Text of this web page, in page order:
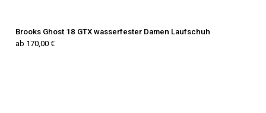
Brooks Ghost 18 GTX wasserfester Damen Laufschuh
ab 170,00 €